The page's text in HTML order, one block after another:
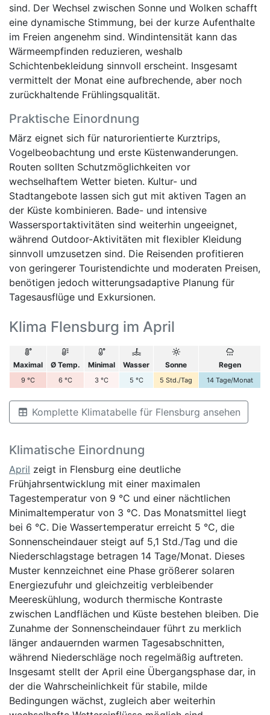
sind. Der Wechsel zwischen Sonne und Wolken schafft
eine dynamische Stimmung, bei der kurze Aufenthalte
im Freien angenehm sind. Windintensität kann das
Wärmeempfinden reduzieren, weshalb
Schichtenbekleidung sinnvoll erscheint. Insgesamt
vermittelt der Monat eine aufbrechende, aber noch
zurückhaltende Frühlingsqualität.
Praktische Einordnung
März eignet sich für naturorientierte Kurztrips,
Vogelbeobachtung und erste Küstenwanderungen.
Routen sollten Schutzmöglichkeiten vor
wechselhaftem Wetter bieten. Kultur- und
Stadtangebote lassen sich gut mit aktiven Tagen an
der Küste kombinieren. Bade- und intensive
Wassersportaktivitäten sind weiterhin ungeeignet,
während Outdoor-Aktivitäten mit flexibler Kleidung
sinnvoll umzusetzen sind. Die Reisenden profitieren
von geringerer Touristendichte und moderaten Preisen,
benötigen jedoch witterungsadaptive Planung für
Tagesausflüge und Exkursionen.
Klima Flensburg im April
Maximal Ø Temp. Minimal Wasser Sonne Regen
9 °C 6 °C 3 °C 5 °C 5 Std./Tag 14 Tage/Monat
Komplette Klimatabelle für Flensburg ansehen
Klimatische Einordnung
April zeigt in Flensburg eine deutliche
Frühjahrsentwicklung mit einer maximalen
Tagestemperatur von 9 °C und einer nächtlichen
Minimaltemperatur von 3 °C. Das Monatsmittel liegt
bei 6 °C. Die Wassertemperatur erreicht 5 °C, die
Sonnenscheindauer steigt auf 5,1 Std./Tag und die
Niederschlagstage betragen 14 Tage/Monat. Dieses
Muster kennzeichnet eine Phase größerer solaren
Energiezufuhr und gleichzeitig verbleibender
Meereskühlung, wodurch thermische Kontraste
zwischen Landflächen und Küste bestehen bleiben. Die
Zunahme der Sonnenscheindauer führt zu merklich
länger andauernden warmen Tagesabschnitten,
während Niederschläge noch regelmäßig auftreten.
Insgesamt stellt der April eine Übergangsphase dar, in
der die Wahrscheinlichkeit für stabile, milde
Bedingungen wächst, zugleich aber weiterhin